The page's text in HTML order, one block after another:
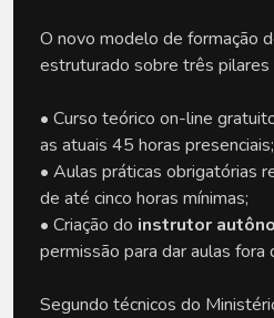
O novo modelo de formação
estruturado sobre três pilares
• Curso teórico on-line
as atuais 45 horas presenciais;
• Aulas práticas obrigatórias
de até cinco horas mínimas;
• Criação do instrutor
permissão para dar aulas fora
Segundo técnicos do